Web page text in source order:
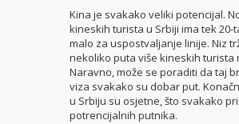
Kina je svakako veliki potencijal.
kineskih turista u Srbiji ima tek 20-
malo za uspostvaljanje linije. Niz
nekoliko puta više kineskih turista
Naravno, može se poraditi da taj
viza svakako su dobar put.
u Srbiju su osjetne, što svakako
potrencijalnih putnika.